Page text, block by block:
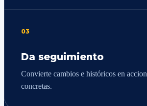
03
Da seguimiento
Convierte cambios e históricos en
concretas.